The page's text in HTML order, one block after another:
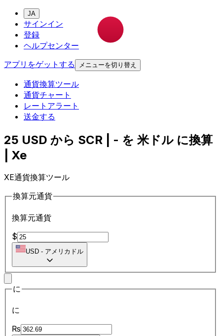
JA
サインイン
登録
ヘルプセンター
アプリをゲットする
メニューを切り替え
通貨換算ツール
通貨チャート
レートアラート
送金する
25 USD から SCR | - を 米ドル に換算
| Xe
XE通貨換算ツール
換算元通貨
換算元通貨
$
USD - アメリカドル
に
に
₨